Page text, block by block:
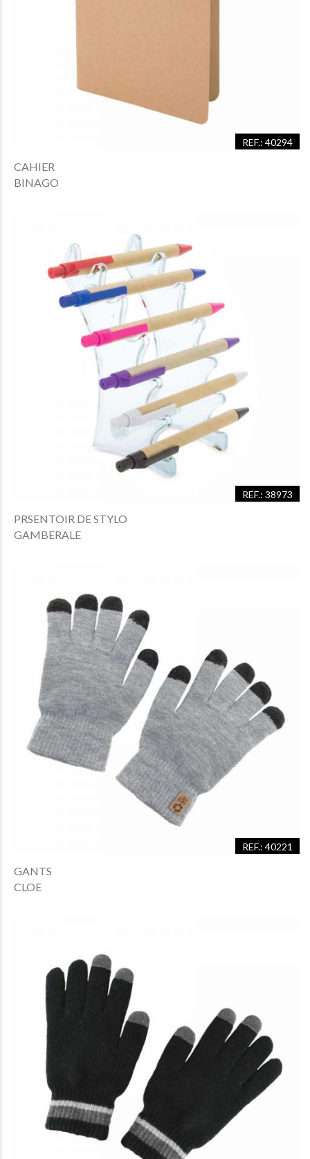
REF.: 40294
CAHIER
BINAGO
REF.: 38973
PRSENTOIR DE STYLO
GAMBERALE
REF.: 40221
GANTS
CLOE